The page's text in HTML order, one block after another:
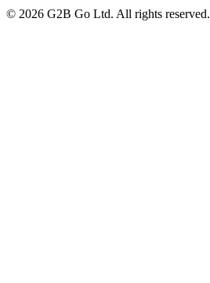
© 2026 G2B Go Ltd. All rights reserved.